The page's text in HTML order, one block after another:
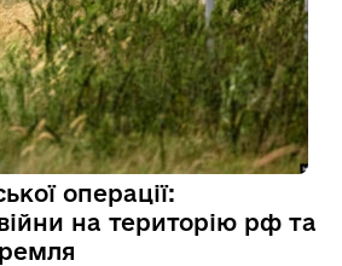
операції:
на територію рф та